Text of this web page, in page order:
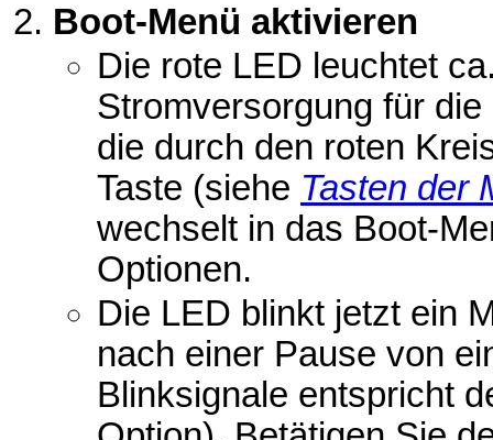
Boot-Menü aktivieren
Die rote LED leuchtet
Stromversorgung für
die durch den roten
Taste (siehe Tasten der
wechselt in das Boot-
Optionen.
Die LED blinkt jetzt ein
nach einer Pause von
Blinksignale entspricht